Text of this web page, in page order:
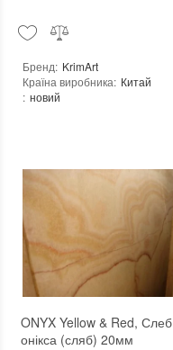
Бренд: KrimArt
Країна виробника: Китай
: новий
ONYX Yellow & Red, Слеб
онікса (сляб) 20мм